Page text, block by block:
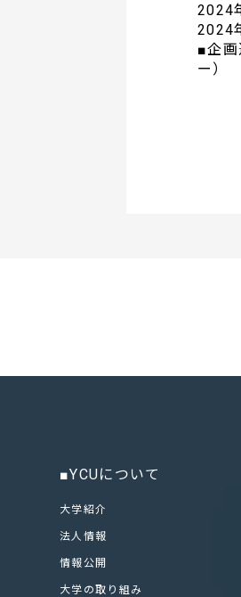
2024
2024
■企画
ー）
■YCUについて
大学紹介
法人情報
情報公開
大学の取り組み